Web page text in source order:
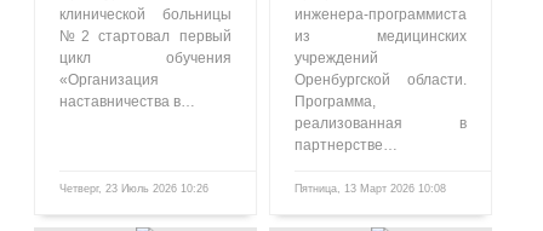
клинической больницы
№2 стартовал первый
цикл обучения
«Организация
наставничества в…
Четверг, 23 Июль 2026 10:26
инженера-программиста
из медицинских
учреждений
Оренбургской области.
Программа,
реализованная в
партнерстве…
Пятница, 13 Март 2026 10:08